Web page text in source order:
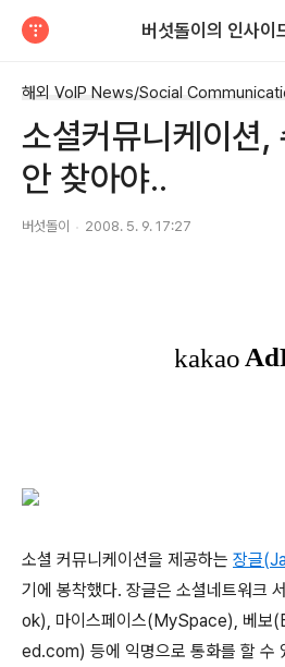
버섯돌이의 인사이
해외 VoIP News/Social
소셜커뮤니케이션,
안 찾아야..
버섯돌이 2008. 5. 9. 17:27
소셜 커뮤니케이션을 제공하는 장글
기에 봉착했다. 장글은 소셜네트워크
ok), 마이스페이스(MySpace), 베보
ed.com) 등에 익명으로 통화를 할 수